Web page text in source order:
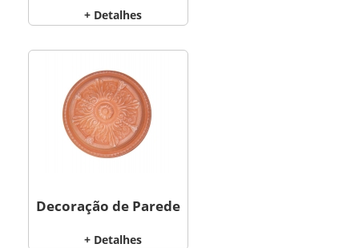
+ Detalhes
Decoração de Parede
+ Detalhes